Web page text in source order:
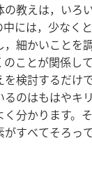
の教えは，いろ
には，少なく
，細かいことを
ことが関係し
を検討するだけ
るのはもはやキ
分かります。
がすべてそろっ